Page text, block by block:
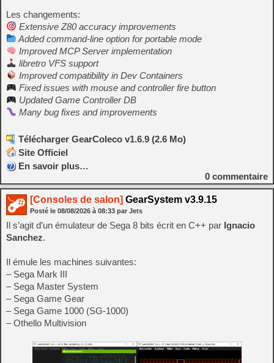
Les changements:
Extensive Z80 accuracy improvements
Added command-line option for portable mode
Improved MCP Server implementation
libretro VFS support
Improved compatibility in Dev Containers
Fixed issues with mouse and controller fire button
Updated Game Controller DB
Many bug fixes and improvements
Télécharger GearColeco v1.6.9 (2.6 Mo)
Site Officiel
En savoir plus…
0 commentaire
[Consoles de salon] GearSystem v3.9.15
Posté le 08/08/2026 à 08:33 par Jets
Il s’agit d’un émulateur de Sega 8 bits écrit en C++ par Ignacio
Sanchez.
Il émule les machines suivantes:
– Sega Mark III
– Sega Master System
– Sega Game Gear
– Sega Game 1000 (SG-1000)
– Othello Multivision